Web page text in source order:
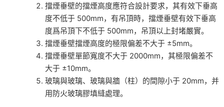
擋煙垂壁的擋煙高度應符合設計要求，其有效下垂高
度不低于 500mm，有吊頂時，擋煙垂壁有效下垂高
度爲吊頂下不低于 500mm，吊頂以上封堵嚴實。
擋煙垂壁擋煙高度的極限偏差不大于 ±5mm。
擋煙垂壁單節寬度不大于 2000mm，其極限偏差不
大于 ±10mm。
玻璃與玻璃、玻璃與牆（柱）的間隙小于 20mm，并
用防火玻璃膠填縫處理。